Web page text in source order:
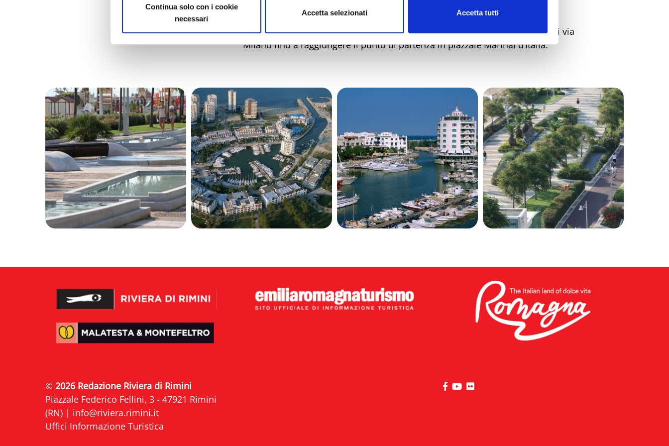
Continua solo con i cookie
necessari
Accetta selezionati Accetta tutti
Si va sempre avanti diritto per via Litoranea Nord che diventa via Torino poi via
Milano fino a raggiungere il punto di partenza in piazzale Marinai d’Italia.
© 2026 Redazione Riviera di Rimini
Piazzale Federico Fellini, 3 - 47921 Rimini
(RN) | info@riviera.rimini.it
Uffici Informazione Turistica
visita la pagina Facebook di Riviera di Rimini
visita la pagina YouTube di Riviera di Rimini
visita la pagina Flickr di Riviera di Rimini